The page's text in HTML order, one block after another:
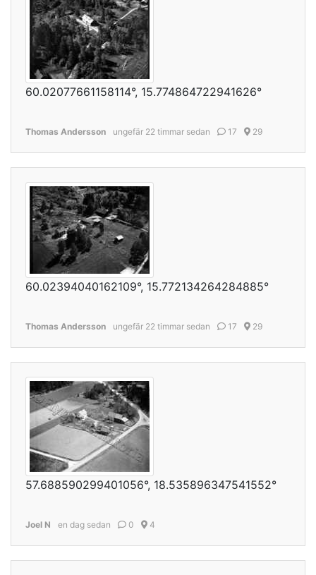
60.02077661158114°, 15.774864722941626°
Thomas Andersson ungefär 22 timmar sedan 17 29
60.02394040162109°, 15.772134264284885°
Thomas Andersson ungefär 22 timmar sedan 17 29
57.688590299401056°, 18.535896347541552°
Joel N en dag sedan 0 4